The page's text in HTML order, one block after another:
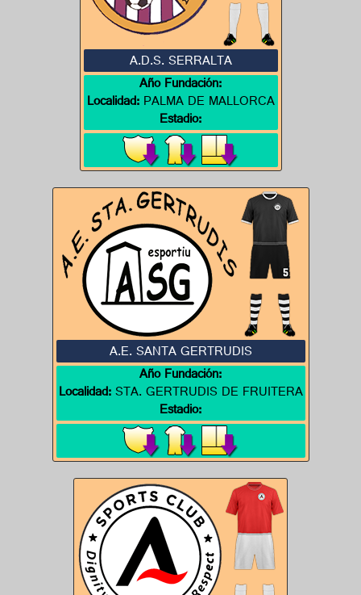
A.D.S. SERRALTA
Año Fundación:
Localidad:PALMA DE MALLORCA
Estadio:
A.E. SANTA GERTRUDIS
Año Fundación:
Localidad:STA. GERTRUDIS DE FRUITERA
Estadio: